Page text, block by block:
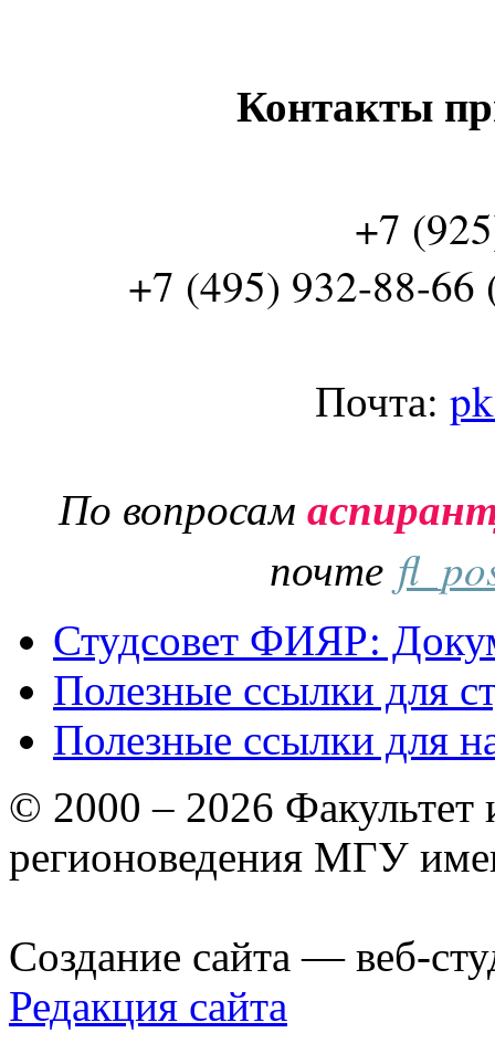
Контакты
+7
+7 (495) 932-88-66
Почта:
По вопросам
почте
Студсовет ФИЯР:
Полезные ссылки для
Полезные ссылки для
© 2000 – 2026 Факультет
регионоведения МГУ
Создание сайта — веб-
Редакция сайта